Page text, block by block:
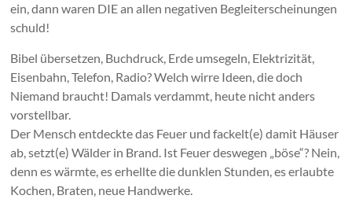
ein, dann waren DIE an allen negativen Begleiterscheinungen
schuld!
Bibel übersetzen, Buchdruck, Erde umsegeln, Elektrizität,
Eisenbahn, Telefon, Radio? Welch wirre Ideen, die doch
Niemand braucht! Damals verdammt, heute nicht anders
vorstellbar.
Der Mensch entdeckte das Feuer und fackelt(e) damit Häuser
ab, setzt(e) Wälder in Brand. Ist Feuer deswegen „böse“? Nein,
denn es wärmte, es erhellte die dunklen Stunden, es erlaubte
Kochen, Braten, neue Handwerke.